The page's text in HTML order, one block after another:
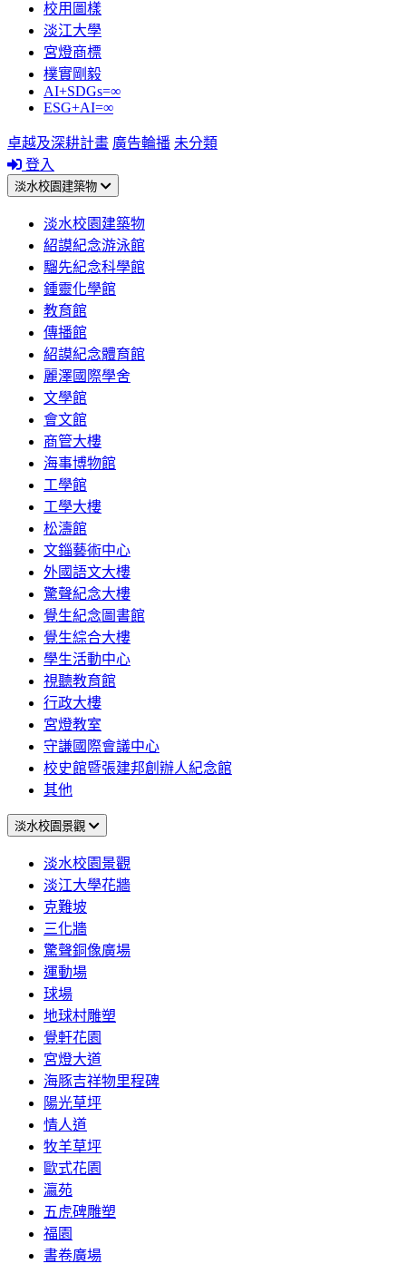
校用圖樣
淡江大學
宮燈商標
樸實剛毅
AI+SDGs=∞
ESG+AI=∞
卓越及深耕計畫 廣告輪播 未分類
登入
淡水校園建築物
淡水校園建築物
紹謨紀念游泳館
騮先紀念科學館
鍾靈化學館
教育館
傳播館
紹謨紀念體育館
麗澤國際學舍
文學館
會文館
商管大樓
海事博物館
工學館
工學大樓
松濤館
文錙藝術中心
外國語文大樓
驚聲紀念大樓
覺生紀念圖書館
覺生綜合大樓
學生活動中心
視聽教育館
行政大樓
宮燈教室
守謙國際會議中心
校史館暨張建邦創辦人紀念館
其他
淡水校園景觀
淡水校園景觀
淡江大學花牆
克難坡
三化牆
驚聲銅像廣場
運動場
球場
地球村雕塑
覺軒花園
宮燈大道
海豚吉祥物里程碑
陽光草坪
情人道
牧羊草坪
歐式花園
瀛苑
五虎碑雕塑
福園
書卷廣場